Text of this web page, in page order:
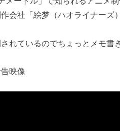
会社「絵梦（ハオライナーズ
れているのでちょっとメモ書き
映像